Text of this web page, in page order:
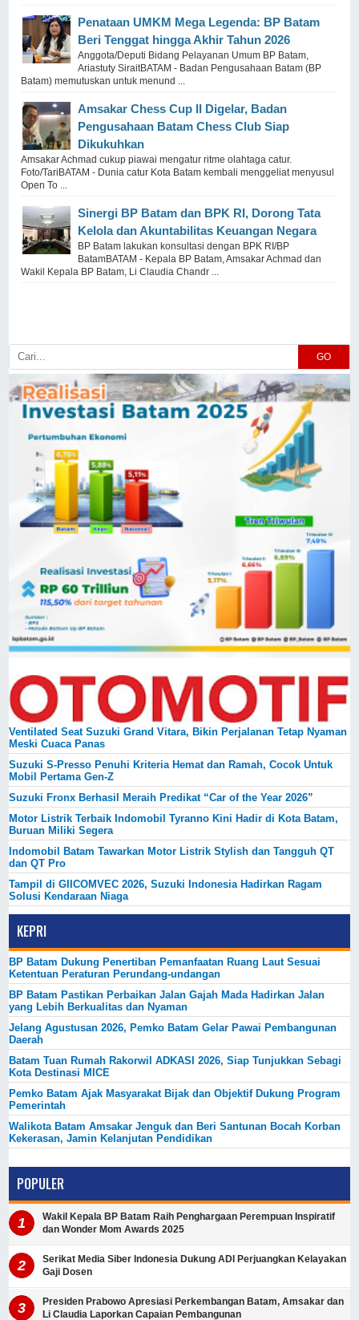
Penataan UMKM Mega Legenda: BP Batam
Beri Tenggat hingga Akhir Tahun 2026
Anggota/Deputi Bidang Pelayanan Umum BP Batam,
Ariastuty SiraitBATAM - Badan Pengusahaan Batam (BP
Batam) memutuskan untuk menund ...
Amsakar Chess Cup II Digelar, Badan
Pengusahaan Batam Chess Club Siap
Dikukuhkan
Amsakar Achmad cukup piawai mengatur ritme olahtaga catur.
Foto/TariBATAM - Dunia catur Kota Batam kembali menggeliat menyusul
Open To ...
Sinergi BP Batam dan BPK RI, Dorong Tata
Kelola dan Akuntabilitas Keuangan Negara
BP Batam lakukan konsultasi dengan BPK RI/BP
BatamBATAM - Kepala BP Batam, Amsakar Achmad dan
Wakil Kepala BP Batam, Li Claudia Chandr ...
GO
Ventilated Seat Suzuki Grand Vitara, Bikin Perjalanan Tetap Nyaman
Meski Cuaca Panas
Suzuki S-Presso Penuhi Kriteria Hemat dan Ramah, Cocok Untuk
Mobil Pertama Gen-Z
Suzuki Fronx Berhasil Meraih Predikat “Car of the Year 2026”
Motor Listrik Terbaik Indomobil Tyranno Kini Hadir di Kota Batam,
Buruan Miliki Segera
Indomobil Batam Tawarkan Motor Listrik Stylish dan Tangguh QT
dan QT Pro
Tampil di GIICOMVEC 2026, Suzuki Indonesia Hadirkan Ragam
Solusi Kendaraan Niaga
KEPRI
BP Batam Dukung Penertiban Pemanfaatan Ruang Laut Sesuai
Ketentuan Peraturan Perundang-undangan
BP Batam Pastikan Perbaikan Jalan Gajah Mada Hadirkan Jalan
yang Lebih Berkualitas dan Nyaman
Jelang Agustusan 2026, Pemko Batam Gelar Pawai Pembangunan
Daerah
Batam Tuan Rumah Rakorwil ADKASI 2026, Siap Tunjukkan Sebagi
Kota Destinasi MICE
Pemko Batam Ajak Masyarakat Bijak dan Objektif Dukung Program
Pemerintah
Walikota Batam Amsakar Jenguk dan Beri Santunan Bocah Korban
Kekerasan, Jamin Kelanjutan Pendidikan
POPULER
Wakil Kepala BP Batam Raih Penghargaan Perempuan Inspiratif
dan Wonder Mom Awards 2025
Serikat Media Siber Indonesia Dukung ADI Perjuangkan Kelayakan
Gaji Dosen
Presiden Prabowo Apresiasi Perkembangan Batam, Amsakar dan
Li Claudia Laporkan Capaian Pembangunan